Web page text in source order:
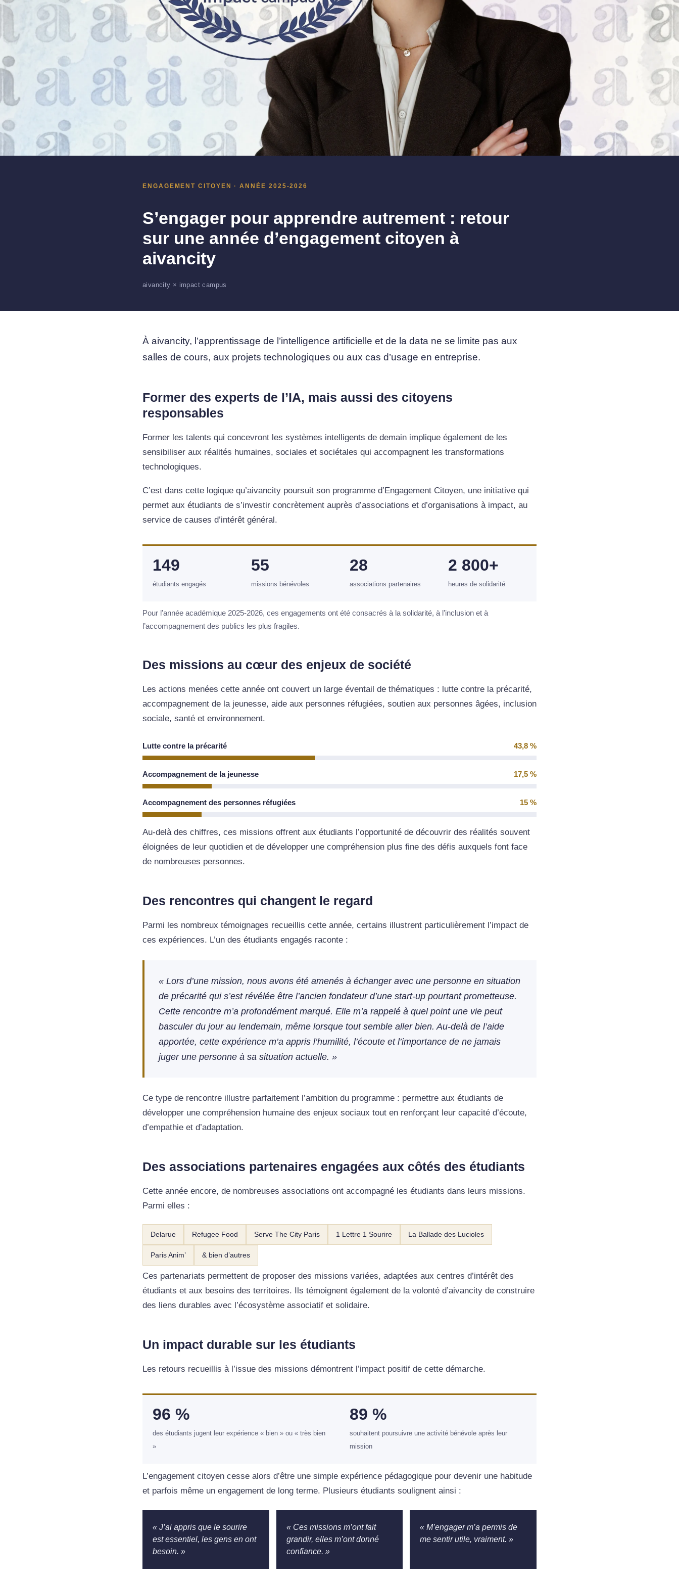
ENGAGEMENT CITOYEN · ANNÉE 2025-2026
S’engager pour apprendre autrement : retour
sur une année d’engagement citoyen à
aivancity
aivancity × impact campus
À aivancity, l’apprentissage de l’intelligence artificielle et de la data ne se limite pas aux
salles de cours, aux projets technologiques ou aux cas d’usage en entreprise.
Former des experts de l’IA, mais aussi des citoyens
responsables
Former les talents qui concevront les systèmes intelligents de demain implique également de les
sensibiliser aux réalités humaines, sociales et sociétales qui accompagnent les transformations
technologiques.
C’est dans cette logique qu’aivancity poursuit son programme d’Engagement Citoyen, une initiative qui
permet aux étudiants de s’investir concrètement auprès d’associations et d’organisations à impact, au
service de causes d’intérêt général.
149
étudiants engagés
55
missions bénévoles
28
associations partenaires
2 800+
heures de solidarité
Pour l’année académique 2025-2026, ces engagements ont été consacrés à la solidarité, à l’inclusion et à
l’accompagnement des publics les plus fragiles.
Des missions au cœur des enjeux de société
Les actions menées cette année ont couvert un large éventail de thématiques : lutte contre la précarité,
accompagnement de la jeunesse, aide aux personnes réfugiées, soutien aux personnes âgées, inclusion
sociale, santé et environnement.
Lutte contre la précarité 43,8 %
Accompagnement de la jeunesse 17,5 %
Accompagnement des personnes réfugiées 15 %
Au-delà des chiffres, ces missions offrent aux étudiants l’opportunité de découvrir des réalités souvent
éloignées de leur quotidien et de développer une compréhension plus fine des défis auxquels font face
de nombreuses personnes.
Des rencontres qui changent le regard
Parmi les nombreux témoignages recueillis cette année, certains illustrent particulièrement l’impact de
ces expériences. L’un des étudiants engagés raconte :
« Lors d’une mission, nous avons été amenés à échanger avec une personne en situation
de précarité qui s’est révélée être l’ancien fondateur d’une start-up pourtant prometteuse.
Cette rencontre m’a profondément marqué. Elle m’a rappelé à quel point une vie peut
basculer du jour au lendemain, même lorsque tout semble aller bien. Au-delà de l’aide
apportée, cette expérience m’a appris l’humilité, l’écoute et l’importance de ne jamais
juger une personne à sa situation actuelle. »
Ce type de rencontre illustre parfaitement l’ambition du programme : permettre aux étudiants de
développer une compréhension humaine des enjeux sociaux tout en renforçant leur capacité d’écoute,
d’empathie et d’adaptation.
Des associations partenaires engagées aux côtés des étudiants
Cette année encore, de nombreuses associations ont accompagné les étudiants dans leurs missions.
Parmi elles :
Delarue Refugee Food Serve The City Paris 1 Lettre 1 Sourire La Ballade des Lucioles
Paris Anim’ & bien d’autres
Ces partenariats permettent de proposer des missions variées, adaptées aux centres d’intérêt des
étudiants et aux besoins des territoires. Ils témoignent également de la volonté d’aivancity de construire
des liens durables avec l’écosystème associatif et solidaire.
Un impact durable sur les étudiants
Les retours recueillis à l’issue des missions démontrent l’impact positif de cette démarche.
96 %
des étudiants jugent leur expérience « bien » ou « très bien
»
89 %
souhaitent poursuivre une activité bénévole après leur
mission
L’engagement citoyen cesse alors d’être une simple expérience pédagogique pour devenir une habitude
et parfois même un engagement de long terme. Plusieurs étudiants soulignent ainsi :
« J’ai appris que le sourire
est essentiel, les gens en ont
besoin. »
« Ces missions m’ont fait
grandir, elles m’ont donné
confiance. »
« M’engager m’a permis de
me sentir utile, vraiment. »